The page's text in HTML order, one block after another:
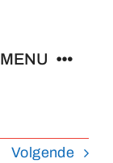
MENU
Volgende